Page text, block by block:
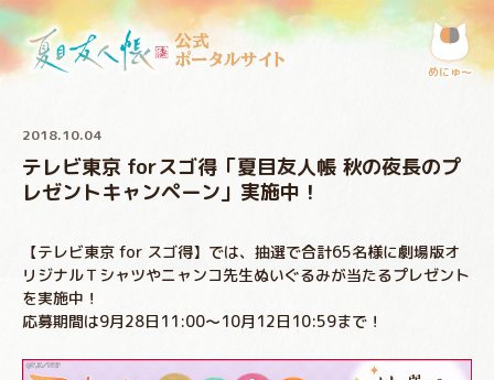
公式
ポータルサイト
めにゅ〜
2018.10.04
テレビ東京 forスゴ得「夏目友人帳 秋の夜長のプ
レゼントキャンペーン」実施中！
【テレビ東京 for スゴ得】では、抽選で合計65名様に劇場版オ
リジナルＴシャツやニャンコ先生ぬいぐるみが当たるプレゼント
を実施中！
応募期間は9月28日11:00～10月12日10:59まで！